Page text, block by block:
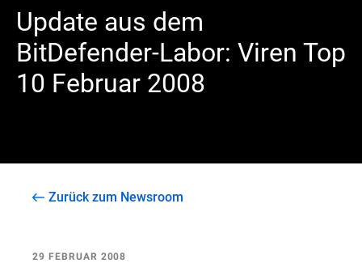
Update aus dem
BitDefender-Labor: Viren Top
10 Februar 2008
Zurück zum Newsroom
29 FEBRUAR 2008